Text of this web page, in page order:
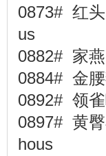
0873# 红
us
0882# 家
0884# 金
0892# 领
0897# 黄
hous